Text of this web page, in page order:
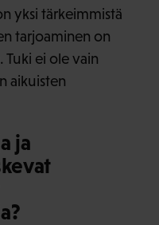
yksi tärkeimmistä
tarjoaminen on
ei ole vain
aikuisten
ja